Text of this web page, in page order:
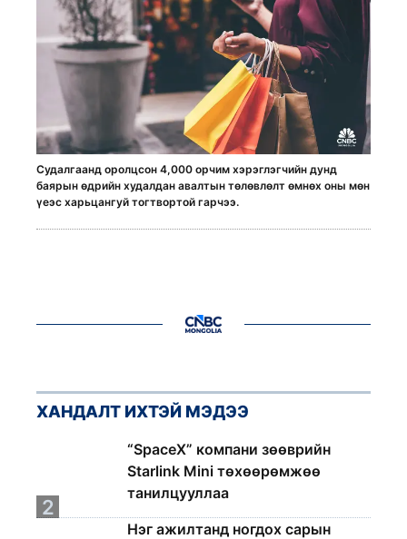
Судалгаанд оролцсон 4,000 орчим хэрэглэгчийн дунд
баярын өдрийн худалдан авалтын төлөвлөлт өмнөх оны мөн
үеэс харьцангуй тогтвортой гарчээ.
ХАНДАЛТ ИХТЭЙ МЭДЭЭ
“SpaceX” компани зөөврийн
Starlink Mini төхөөрөмжөө
танилцууллаа
2
Нэг ажилтанд ногдох сарын